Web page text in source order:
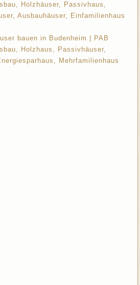
Holzhäuser, Passivhaus,
Ausbauhäuser, Einfamilienhaus
bauen in Budenheim | PAB
Holzhaus, Passivhäuser,
Mehrfamilienhaus